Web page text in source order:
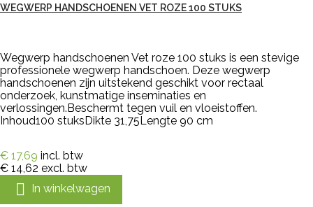
WEGWERP HANDSCHOENEN VET ROZE 100 STUKS
Wegwerp handschoenen Vet roze 100 stuks is een stevige
professionele wegwerp handschoen. Deze wegwerp
handschoenen zijn uitstekend geschikt voor rectaal
onderzoek, kunstmatige inseminaties en
verlossingen.Beschermt tegen vuil en vloeistoffen.
Inhoud100 stuksDikte 31,75Lengte 90 cm
€ 17,69 incl. btw
€ 14,62 excl. btw
 In winkelwagen